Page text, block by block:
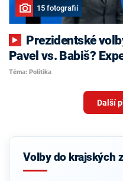
15 fotografií
Pavel vs. Babiš?
Téma: Politika
Další
Volby do krajských